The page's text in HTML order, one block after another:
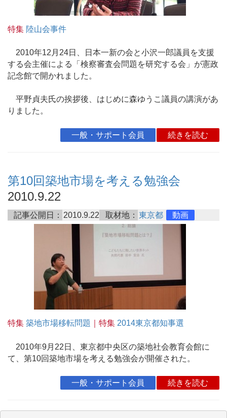
特集 陸山会事件
2010年12月24日、日本一新の会と小沢一郎議員を支援
する会主催による「検察審査会問題を研究する会」が憲政
記念館で開かれました。
平野貞夫氏の挨拶後、はじめに森ゆうこ議員の講演があ
りました。
一般・サポート会員 続きを読む
第10回築地市場を考える勉強会
2010.9.22
記事公開日： 2010.9.22 取材地： 東京都 動画
特集 築地市場移転問題 ｜特集 2014東京都知事選
2010年9月22日、東京都中央区の築地社会教育会館に
て、第10回築地市場を考える勉強会が開催された。
一般・サポート会員 続きを読む